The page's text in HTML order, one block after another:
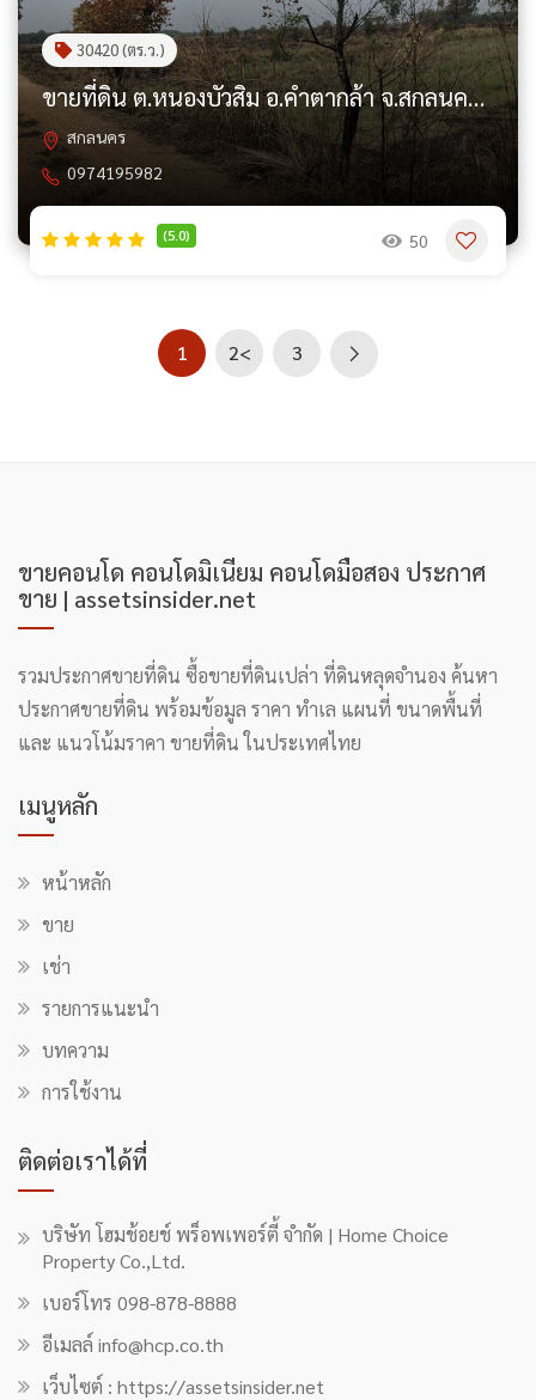
30420 (ตร.ว.)
ขายที่ดิน ต.หนองบัวสิม อ.คำตากล้า จ.สกลนคร PAP4-0658
สกลนคร
0974195982
(5.0) 50
1 2< 3
ขายคอนโด คอนโดมิเนียม คอนโดมือสอง ประกาศ
ขาย | assetsinsider.net
รวมประกาศขายที่ดิน ซื้อขายที่ดินเปล่า ที่ดินหลุดจํานอง ค้นหา
ประกาศขายที่ดิน พร้อมข้อมูล ราคา ทำเล แผนที่ ขนาดพื้นที่
และ แนวโน้มราคา ขายที่ดิน ในประเทศไทย
เมนูหลัก
หน้าหลัก
ขาย
เช่า
รายการแนะนำ
บทความ
การใช้งาน
ติดต่อเราได้ที่
บริษัท โฮมช้อยช์ พร็อพเพอร์ตี้ จำกัด | Home Choice
Property Co.,Ltd.
เบอร์โทร 098-878-8888
อีเมลล์ info@hcp.co.th
เว็บไซต์ : https://assetsinsider.net